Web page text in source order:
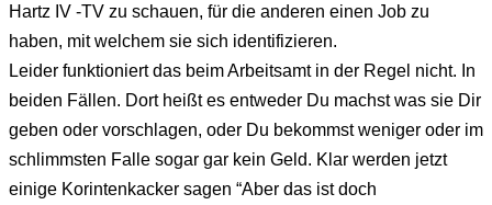
Hartz IV -TV zu schauen, für die anderen einen Job zu
haben, mit welchem sie sich identifizieren.
Leider funktioniert das beim Arbeitsamt in der Regel nicht. In
beiden Fällen. Dort heißt es entweder Du machst was sie Dir
geben oder vorschlagen, oder Du bekommst weniger oder im
schlimmsten Falle sogar gar kein Geld. Klar werden jetzt
einige Korintenkacker sagen “Aber das ist doch